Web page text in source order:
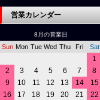
営業カレンダー
8月の営業日
Sun Mon Tue Wed Thu Fri Sat
1
2
3 4 5 6 7
8
9
10 11 12 13 14
15
16
17 18 19 20 21
22